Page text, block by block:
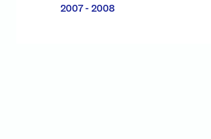
2007 - 2008